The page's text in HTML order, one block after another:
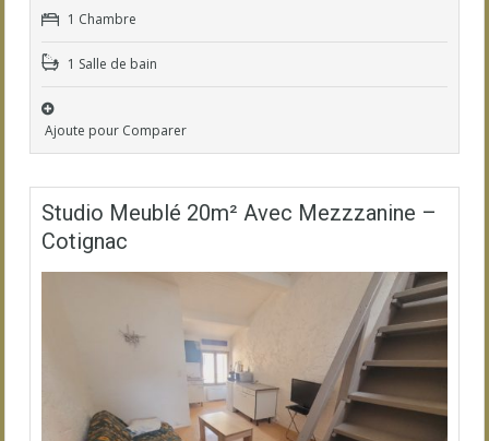
1 Chambre
1 Salle de bain
Ajoute pour Comparer
Studio Meublé 20m² Avec Mezzzanine –
Cotignac